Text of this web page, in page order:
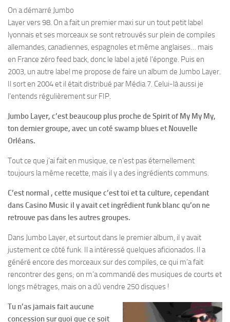
On a démarré Jumbo
Layer vers 98. On a fait un premier maxi sur un tout petit label
lyonnais et ses morceaux se sont retrouvés sur plein de compiles
allemandes, canadiennes, espagnoles et même anglaises… mais
en France zéro feed back, donc le label a jeté l’éponge. Puis en
2003, un autre label me propose de faire un album de Jumbo Layer.
Il sort en 2004 et il était distribué par Média 7. Celui-là aussi je
l’entends régulièrement sur FIP.
Jumbo Layer, c’est beaucoup plus proche de Spirit of My My My,
ton dernier groupe, avec un coté swamp blues et Nouvelle
Orléans.
Tout ce que j’ai fait en musique, ce n’est pas éternellement
toujours la même recette, mais il y a des ingrédients communs.
C’est normal , cette musique c’est toi et ta culture, cependant
dans Casino Music il y avait cet ingrédient funk blanc qu’on ne
retrouve pas dans les autres groupes.
Dans Jumbo Layer, et surtout dans le premier album, il y avait
justement ce côté funk. Il a intéressé quelques aficionados. Il a
généré encore des morceaux sur des compiles, ce qui m’a fait
rencontrer des gens; on m’a commandé des musiques de courts et
longs métrages, mais on a dû vendre 250 disques !
Tu n’as jamais fait aucune
concession sur quoi que ce soit